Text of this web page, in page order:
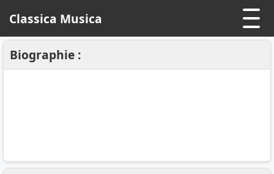
Classica Musica
Biographie :